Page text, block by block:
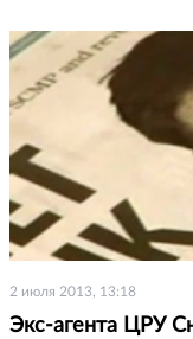
2 июля 2013, 13:18
Экс-агента ЦРУ